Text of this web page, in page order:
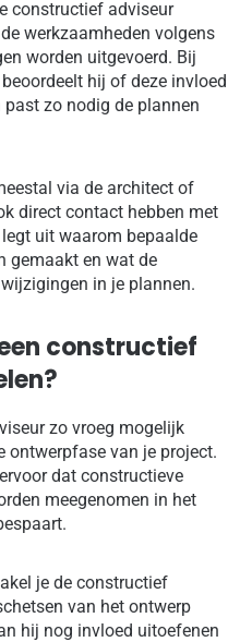
constructief adviseur
werkzaamheden volgens
worden uitgevoerd. Bij
hij of deze invloed
zo nodig de plannen
via de architect of
direct contact hebben met
uit waarom bepaalde
gemaakt en wat de
in je plannen.
constructief
zo vroeg mogelijk
ontwerpfase van je project.
dat constructieve
meegenomen in het
je de constructief
van het ontwerp
hij nog invloed uitoefenen